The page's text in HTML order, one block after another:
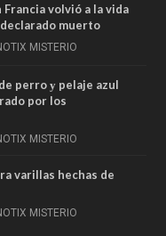
volvió a la vida
muerto
MISTERIO
perro у pelaje azul
por los
MISTERIO
varillas hechas de
MISTERIO